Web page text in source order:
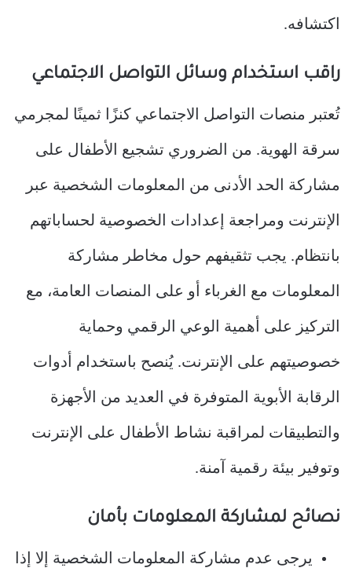
اكتشافه.
راقب استخدام وسائل التواصل الاجتماعي
تُعتبر منصات التواصل الاجتماعي كنزًا ثمينًا لمجرمي
سرقة الهوية. من الضروري تشجيع الأطفال على
مشاركة الحد الأدنى من المعلومات الشخصية عبر
الإنترنت ومراجعة إعدادات الخصوصية لحساباتهم
بانتظام. يجب تثقيفهم حول مخاطر مشاركة
المعلومات مع الغرباء أو على المنصات العامة، مع
التركيز على أهمية الوعي الرقمي وحماية
خصوصيتهم على الإنترنت. يُنصح باستخدام أدوات
الرقابة الأبوية المتوفرة في العديد من الأجهزة
والتطبيقات لمراقبة نشاط الأطفال على الإنترنت
وتوفير بيئة رقمية آمنة.
نصائح لمشاركة المعلومات بأمان
يرجى عدم مشاركة المعلومات الشخصية إلا إذا